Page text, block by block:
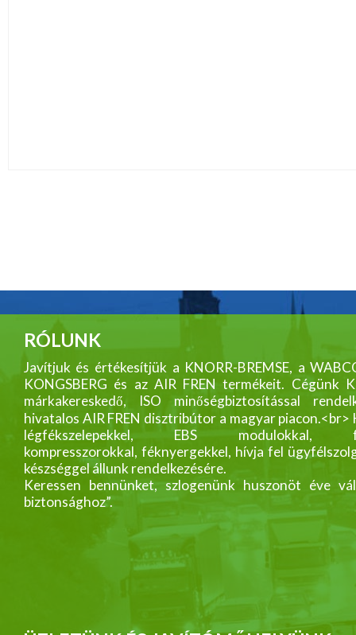
RÓLUNK
Javítjuk és értékesítjük a KNORR-BREMSE, a
KONGSBERG és az AIR FREN termékeit. Cégünk
márkakereskedő, ISO minőségbiztosítással
hivatalos AIR FREN disztribútor a magyar piacon.<br>
légfékszelepekkel, EBS modulokkal,
kompresszorokkal, féknyergekkel, hívja fel
készséggel állunk rendelkezésére.
Keressen bennünket, szlogenünk huszonöt éve
biztonsághoz”.